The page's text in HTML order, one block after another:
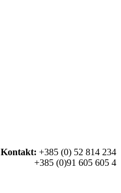
Kontakt: +385 (0) 52 814 234
+385 (0)91 605 605 4